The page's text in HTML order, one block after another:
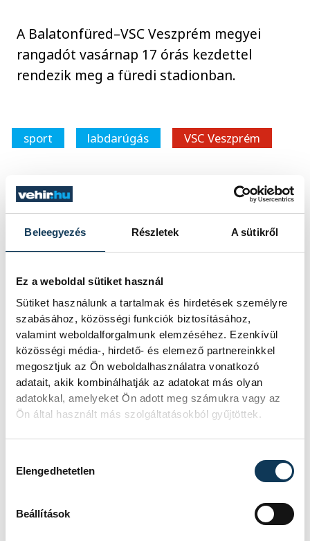
Beleegyezés Részletek A sütikről
Ez a weboldal sütiket használ
Sütiket használunk a tartalmak és hirdetések személyre
szabásához, közösségi funkciók biztosításához,
valamint weboldalforgalmunk elemzéséhez. Ezenkívül
közösségi média-, hirdető- és elemező partnereinkkel
megosztjuk az Ön weboldalhasználatra vonatkozó
adatait, akik kombinálhatják az adatokat más olyan
adatokkal, amelyeket Ön adott meg számukra vagy az
Ön által használt más szolgáltatásokból gyűjtöttek.
Elengedhetetlen
Beállítások
A Balatonfüred–VSC Veszprém megyei
rangadót vasárnap 17 órás kezdettel
rendezik meg a füredi stadionban.
sport labdarúgás VSC Veszprém
vehir.hu
Szalai
Események
KORÁBBI ESEMÉNYEK BETÖLTÉSE
SOROZAT
VENDÉG
PUSKÁS AKADÉMIA FC II
IDŐPONT